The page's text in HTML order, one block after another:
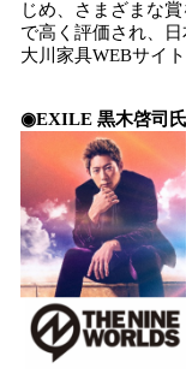
じめ、さまざまな
で高く評価され、
大川家具WEBサイト
◉EXILE 黒木啓司